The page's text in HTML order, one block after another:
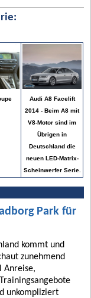
Audi A8 Facelift
2014 - Beim A8 mit
V8-Motor sind im
Übrigen in
Deutschland die
neuen LED-Matrix-
Scheinwerfer Serie.
Park für
kommt und
zunehmend
Anreise,
unkompliziert